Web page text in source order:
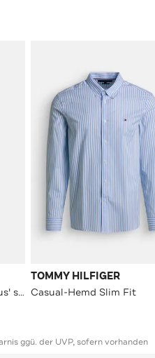
Stoffhose 'Black Asparagus' schwarz
TOMMY HILFIGER
Casual-Hemd Slim Fit
ggü. der UVP, sofern vorhanden